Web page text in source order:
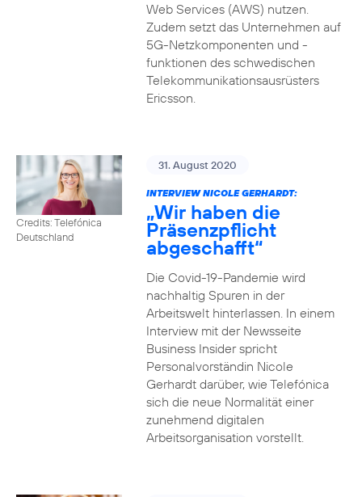
Web Services (AWS) nutzen.
Zudem setzt das Unternehmen auf
5G-Netzkomponenten und -
funktionen des schwedischen
Telekommunikationsausrüsters
Ericsson.
Credits: Telefónica
Deutschland
31. August 2020
INTERVIEW NICOLE GERHARDT:
„Wir haben die
Präsenzpflicht
abgeschafft“
Die Covid-19-Pandemie wird
nachhaltig Spuren in der
Arbeitswelt hinterlassen. In einem
Interview mit der Newsseite
Business Insider spricht
Personalvorständin Nicole
Gerhardt darüber, wie Telefónica
sich die neue Normalität einer
zunehmend digitalen
Arbeitsorganisation vorstellt.